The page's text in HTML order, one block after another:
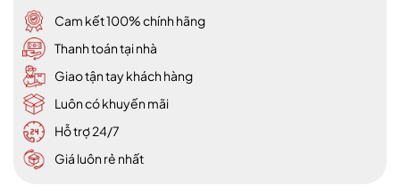
Cam kết 100% chính hãng
Thanh toán tại nhà
Giao tận tay khách hàng
Luôn có khuyến mãi
Hỗ trợ 24/7
Giá luôn rẻ nhất